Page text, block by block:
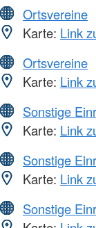
Ortsvereine
Karte: Link
Ortsvereine
Karte: Link
Sonstige
Karte: Link
Sonstige
Karte: Link
Sonstige